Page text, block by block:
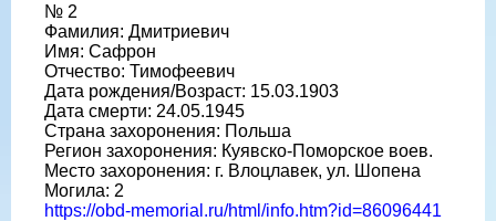
№ 2
Фамилия: Дмитриевич
Имя: Сафрон
Отчество: Тимофеевич
Дата рождения/Возраст: 15.03.1903
Дата смерти: 24.05.1945
Страна захоронения: Польша
Регион захоронения: Куявско-Поморское воев.
Место захоронения: г. Влоцлавек, ул. Шопена
Могила: 2
https://obd-memorial.ru/html/info.htm?id=86096441